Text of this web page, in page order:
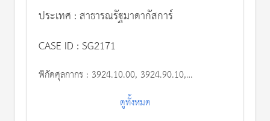
ประเทศ : สาธารณรัฐมาดากัสการ์
CASE ID : SG2171
พิกัดศุลกากร : 3924.10.00, 3924.90.10, 3924.90.90, 4823.69.00 and 4823.70.00
ดูทั้งหมด